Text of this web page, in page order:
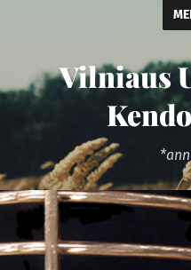
Vilniaus